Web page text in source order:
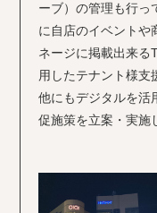
ーブ）の管理も行っ
に自店のイベントや
ネージに掲載出来る
用したテナント様支
他にもデジタルを活
促施策を立案・実施